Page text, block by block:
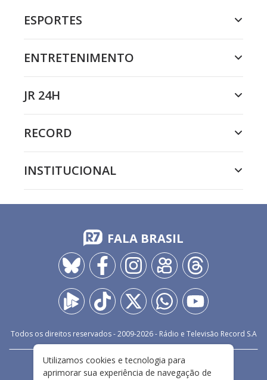
ESPORTES
ENTRETENIMENTO
JR 24H
RECORD
INSTITUCIONAL
FALA BRASIL
Todos os direitos reservados - 2009-2026- Rádio e Televisão Record S.A
FALE CONOSCO
PRIVACIDADE
Utilizamos cookies e tecnologia para
aprimorar sua experiência de navegação de